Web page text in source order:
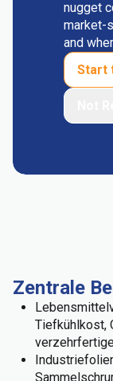
nugget
market-
and
Start
Zentrale
Tiefkühlkost,